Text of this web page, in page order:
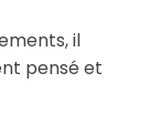
il
pensé et